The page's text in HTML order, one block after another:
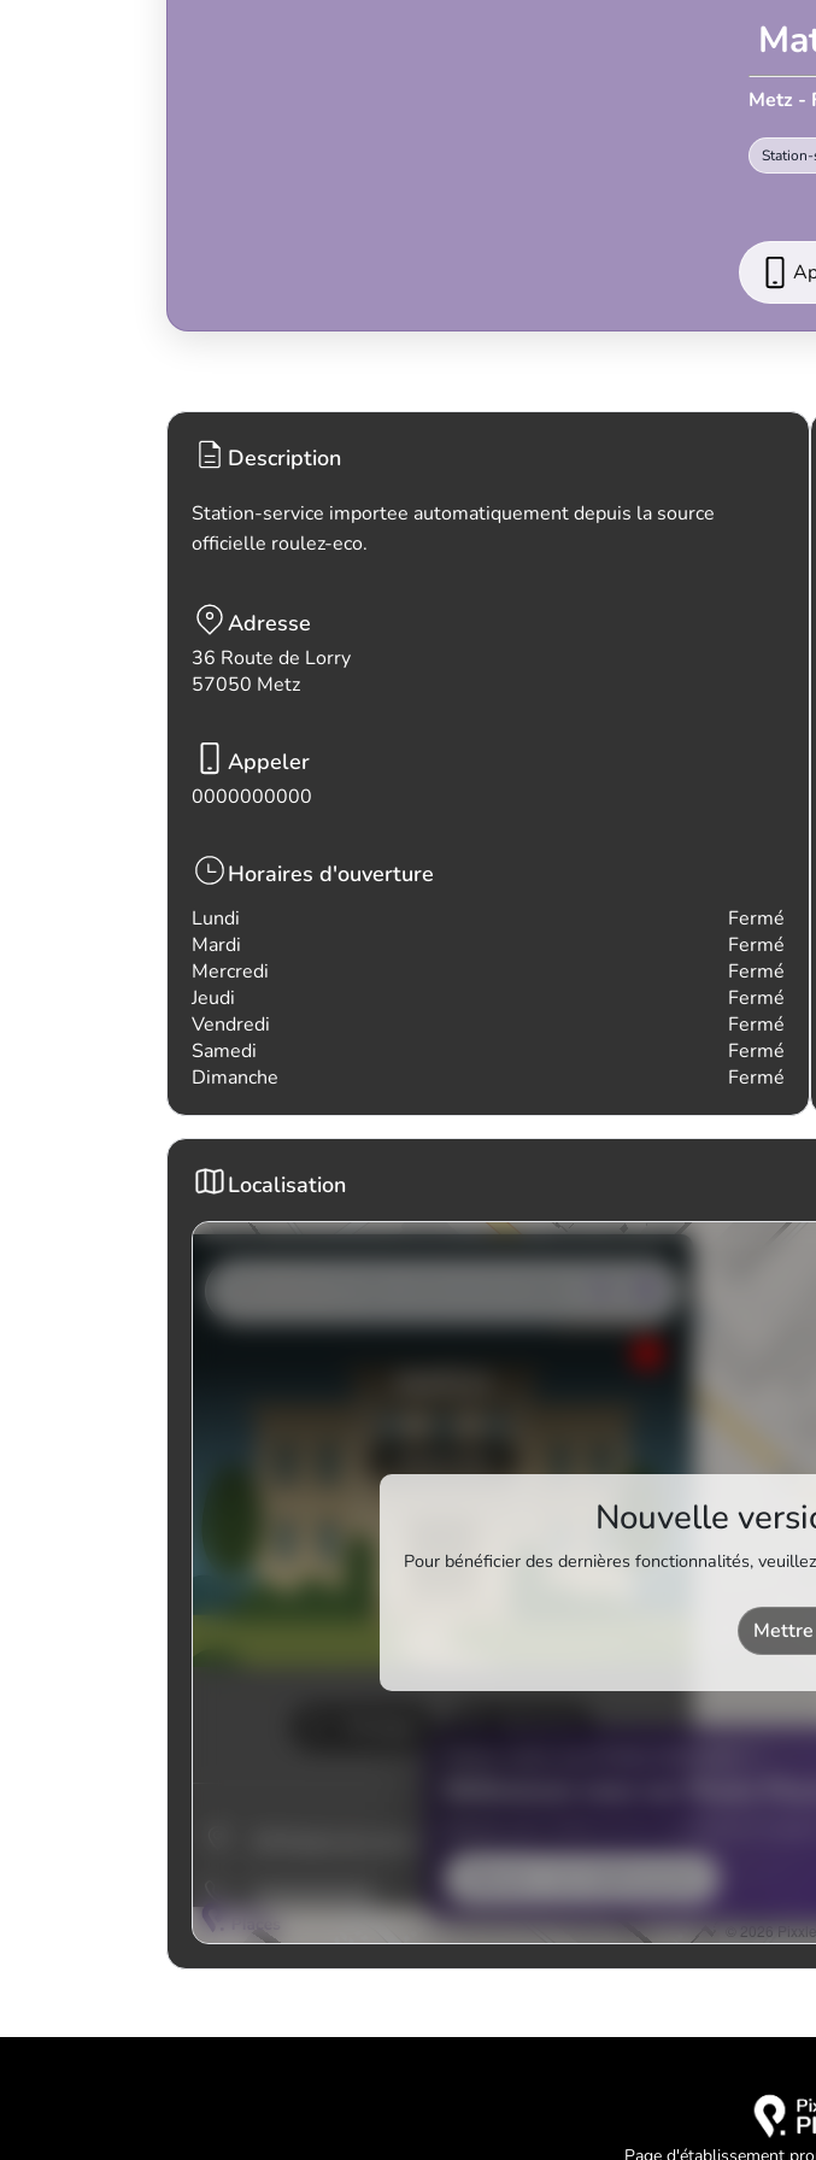
Metz -
Station-
Description
Station-service importee automatiquement depuis la source
officielle roulez-eco.
Adresse
36 Route de Lorry
57050 Metz
Appeler
0000000000
Horaires d'ouverture
Lundi
Fermé
Mardi
Fermé
Mercredi
Fermé
Jeudi
Fermé
Vendredi
Fermé
Samedi
Fermé
Dimanche
Fermé
Localisation